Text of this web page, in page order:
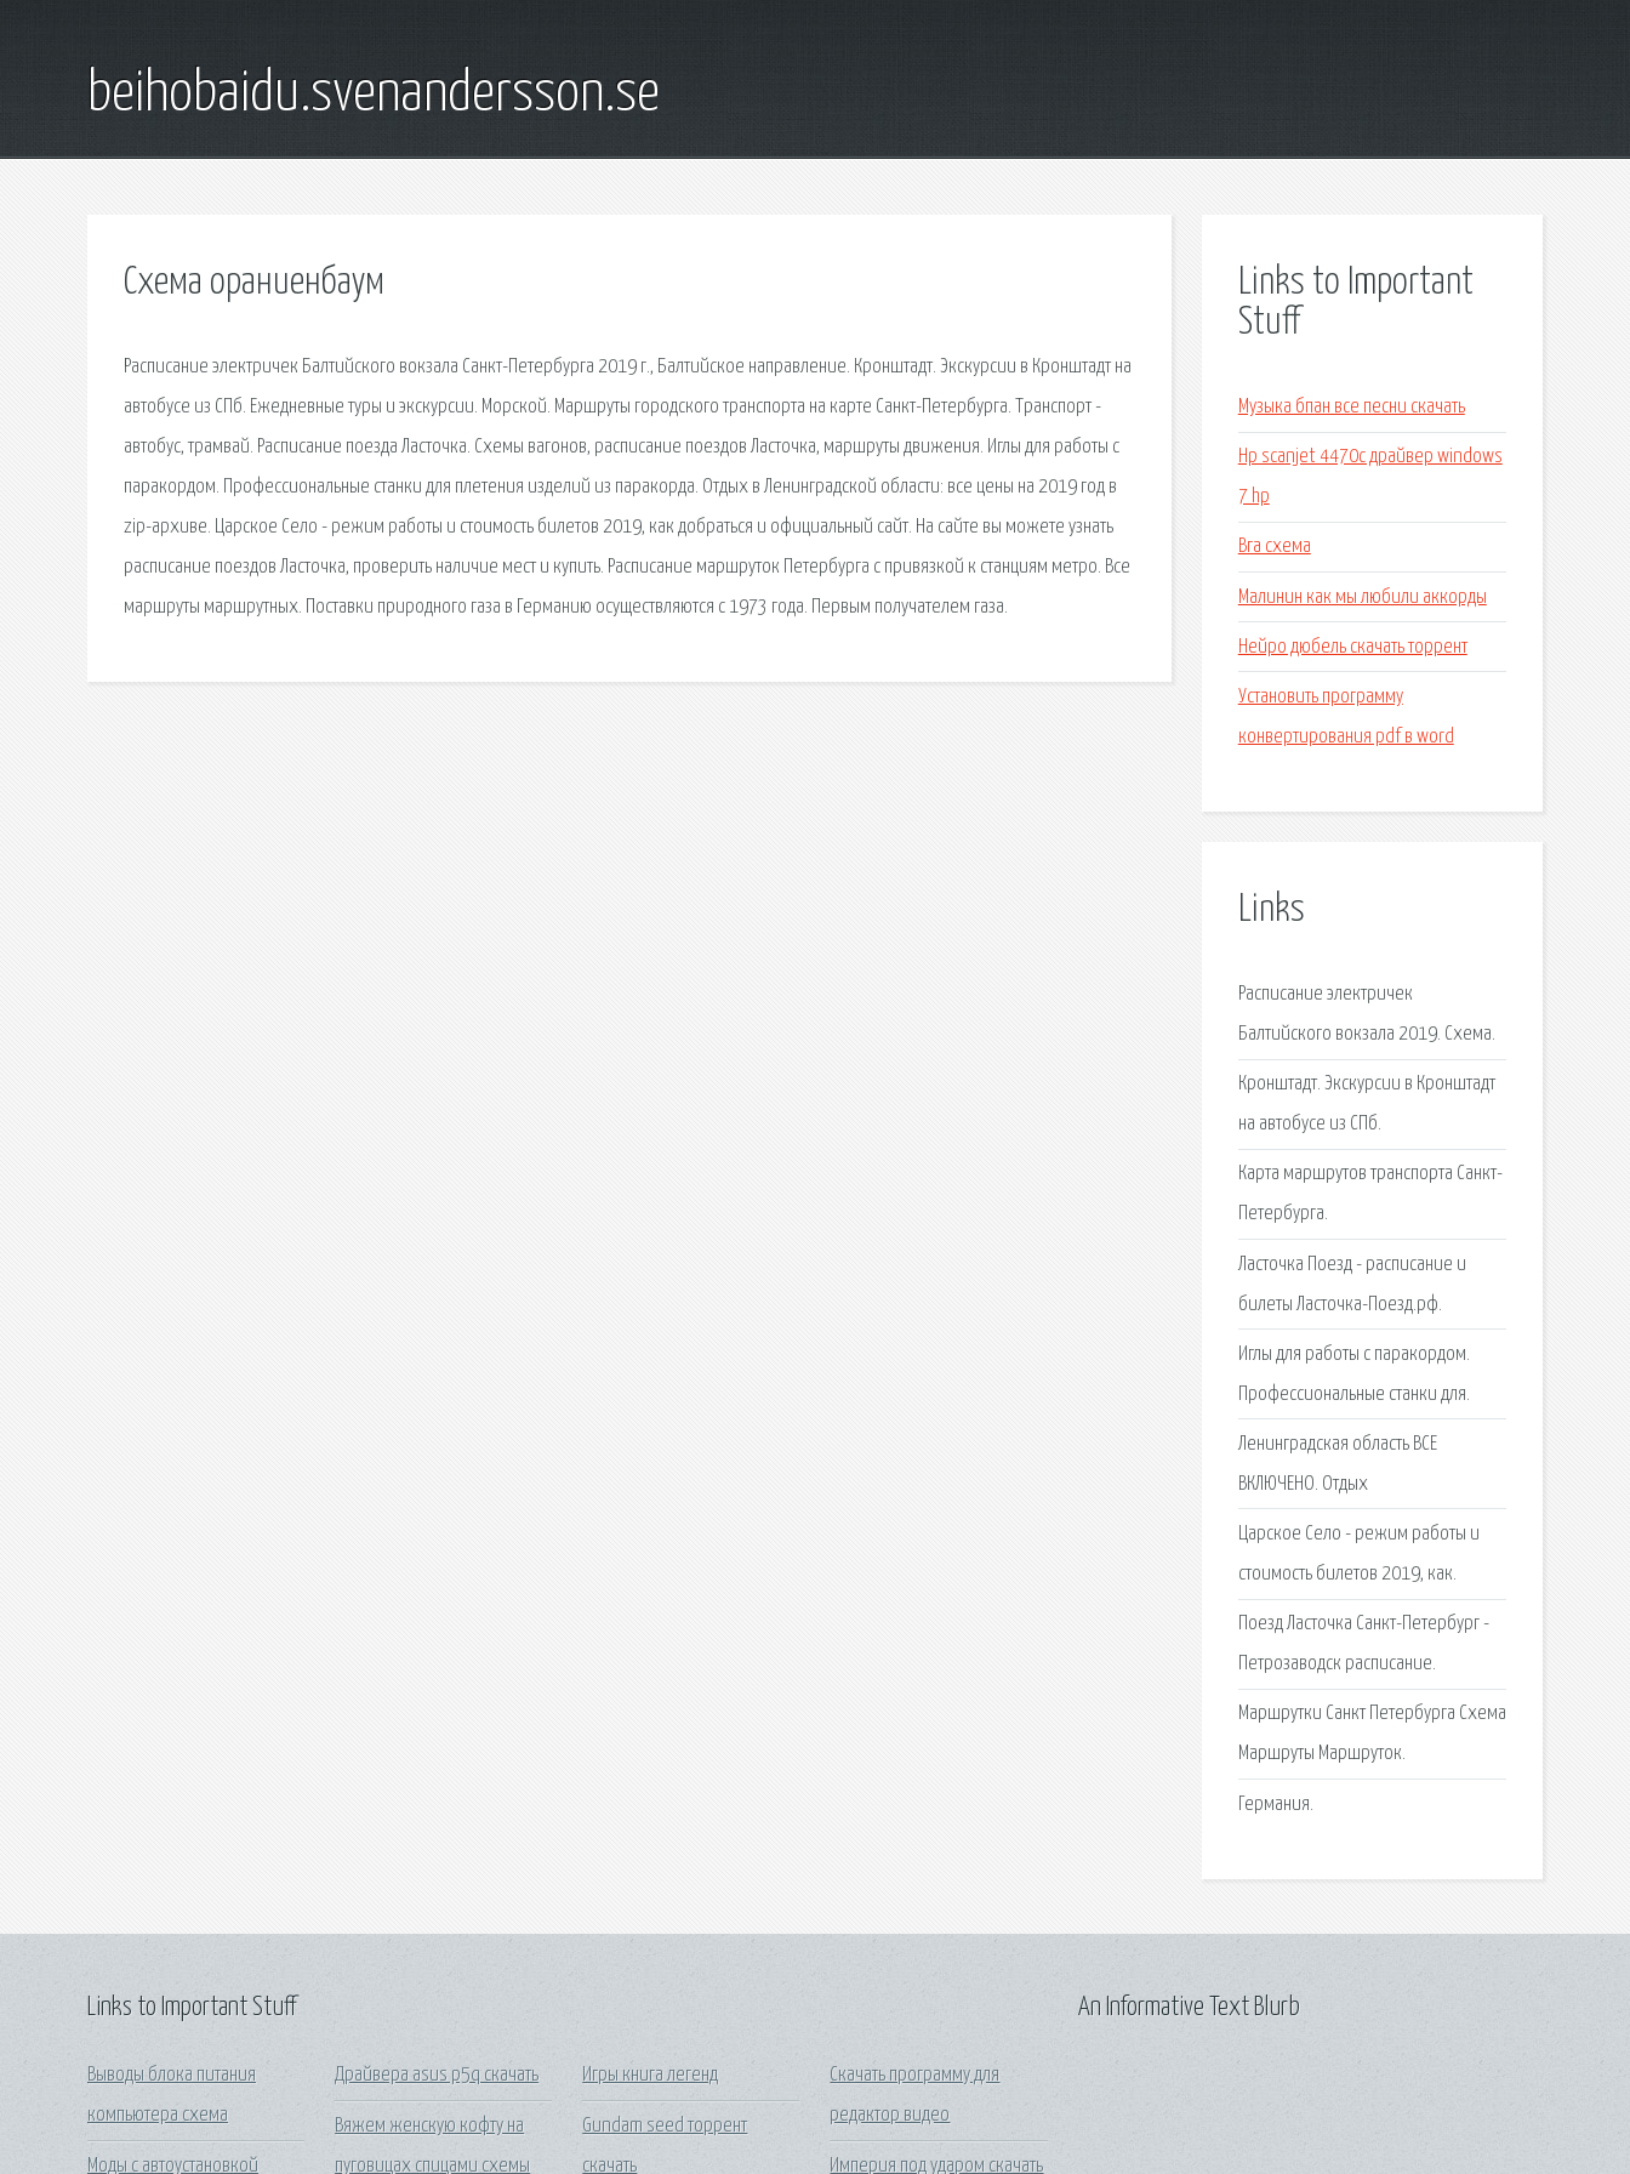
beihobaidu.svenandersson.se
Схема ораниенбаум
Расписание электричек Балтийского вокзала Санкт-Петербурга 2019 г., Балтийское направление. Кронштадт. Экскурсии в Кронштадт на
автобусе из СПб. Ежедневные туры и экскурсии. Морской. Маршруты городского транспорта на карте Санкт-Петербурга. Транспорт -
автобус, трамвай. Расписание поезда Ласточка. Схемы вагонов, расписание поездов Ласточка, маршруты движения. Иглы для работы с
паракордом. Профессиональные станки для плетения изделий из паракорда. Отдых в Ленинградской области: все цены на 2019 год в
zip-архиве. Царское Село - режим работы и стоимость билетов 2019, как добраться и официальный сайт. На сайте вы можете узнать
расписание поездов Ласточка, проверить наличие мест и купить. Расписание маршруток Петербурга с привязкой к станциям метро. Все
маршруты маршрутных. Поставки природного газа в Германию осуществляются с 1973 года. Первым получателем газа.
Links to Important
Stuff
Музыка бпан все песни скачать
Hp scanjet 4470c драйвер windows
7 hp
Вга схема
Малинин как мы любили аккорды
Нейро дюбель скачать торрент
Установить программу
конвертирования pdf в word
Links
Расписание электричек
Балтийского вокзала 2019. Схема.
Кронштадт. Экскурсии в Кронштадт
на автобусе из СПб.
Карта маршрутов транспорта Санкт-
Петербурга.
Ласточка Поезд - расписание и
билеты Ласточка-Поезд.рф.
Иглы для работы с паракордом.
Профессиональные станки для.
Ленинградская область ВСЕ
ВКЛЮЧЕНО. Отдых
Царское Село - режим работы и
стоимость билетов 2019, как.
Поезд Ласточка Санкт-Петербург -
Петрозаводск расписание.
Маршрутки Санкт Петербурга Схема
Маршруты Маршруток.
Германия.
Links to Important Stuff
Выводы блока питания
компьютера схема
Моды с автоустановкой
Драйвера asus p5q скачать
Вяжем женскую кофту на
пуговицах спицами схемы
Игры книга легенд
Gundam seed торрент
скачать
Скачать программу для
редактор видео
Империя под ударом скачать
An Informative Text Blurb